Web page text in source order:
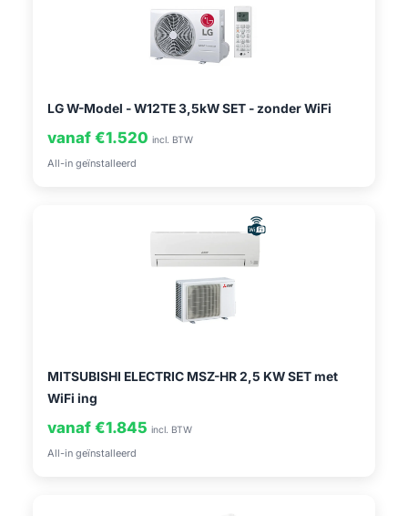
LG W-Model - W12TE 3,5kW SET - zonder WiFi
vanaf €1.520 incl. BTW
All-in geïnstalleerd
MITSUBISHI ELECTRIC MSZ-HR 2,5 KW SET met
WiFi ing
vanaf €1.845 incl. BTW
All-in geïnstalleerd